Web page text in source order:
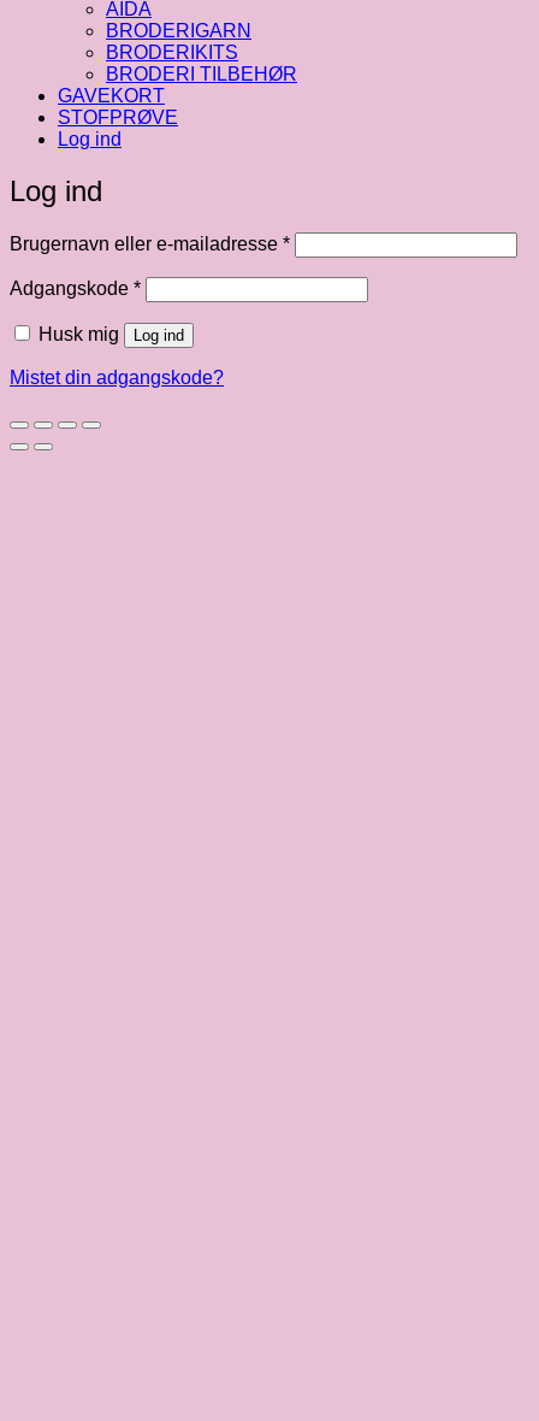
AIDA
BRODERIGARN
BRODERIKITS
BRODERI TILBEHØR
GAVEKORT
STOFPRØVE
Log ind
Log ind
Brugernavn eller e-mailadresse *Påkrævet
Adgangskode *Påkrævet
Husk mig Log ind
Mistet din adgangskode?